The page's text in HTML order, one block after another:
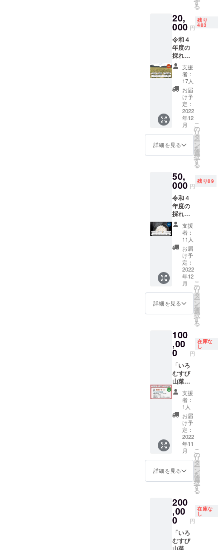
２０２
３年１
（１年
間）・
本文テ
キスト
サイズ
にて箇
条書き
＜その
他＞ ・
お一人
様何口
までで
購入が
可能で
入の場
合、お
手紙と
活動報
告は一
通とさ
せてい
ただき
ます。
しまい
まし
た。 ご
支援と
いう形
でお米
を味
わって
いただ
くこと
で、地
元農家
の皆さ
んへの
貢献に
も繋が
りま
４年度
収穫・
産・昔
コシヒ
カリ
（精
米）１
０キロ※
・お礼
のお手
紙 ・活
動報告
・ホー
ムペー
お名前
掲載
内容詳
細 ・名
称：岩
シヒカ
リ（精
米） ・
サイ
ズ：４
４５×２
７６×２
１２
（mm
） ・重
量：５
キログ
ラム×２
袋 ※
玄米の
た重量
です。
精米に
量が
５％程
甘酢で
じっく
り漬け
込ん
だ、懐
かしさ
を感じ
る味わ
いで
す。 ＜
内容＞
・ つい
つい手
がでる
赤カブ
漬け
セット
・6袋入
・お礼
のお手
紙 ・活
動報告
・ホー
ムペー
ジへの
お名前
掲載 ※
内容詳
細 ・名
称：つ
いつい
手が出
る赤か
ぶ漬け
・サイ
０５×３
００
（mm
） ・重
量：２
００グ
ラム×６
袋 ・原
材料：
温海か
ぶ（新
潟県村
産）、
砂糖
（国
産）、
米酢
（米、
（国
産）、
海塩
（新潟
県村上
産）、
す
る
20,
000 円
残り
483
令和４
年度の
採れた
ての岩
船産コ
シヒカ
リを１
０キロ
お送り
しま
す。 例
年、実
りの時
期を迎
えると
「いろ
山菜
屋」、
「いろ
むすび
の宿」
で提供
してい
たお米
です
が、今
年は休
業を余
儀なく
され、
心待ち
にして
いた新
失って
しまい
まし
た。 ご
支援と
いう形
でお米
を味
わって
いただ
くこと
で、地
元農家
の皆さ
んへの
貢献に
も繋が
りま
４年度
収穫・
岩船
産・昔
コシヒ
カリ
支援
者：
17人
お届
け予
定：
2022
年12
月
詳細を見る
こ
の
リ
タ
ー
ン
を
選
択
す
る
50,
000 円
残り89
令和４
年度の
採れた
ての岩
船産コ
シヒカ
リを３
０キロ
お送り
しま
す。 例
年、実
りの時
期を迎
えると
「いろ
山菜
屋」、
「いろ
むすび
の宿」
で提供
してい
たお米
です
が、今
年は休
業を余
儀なく
され、
心待ち
にして
いた新
米をお
届けす
る場を
しまい
まし
た。 ご
支援と
いう形
でお米
支援
者：
11人
お届
け予
定：
2022
年12
月
詳細を見る
こ
の
リ
タ
ー
ン
を
選
択
す
る
100
,00
0 円
在庫な
し
「いろ
むすび
山菜
屋」を
運営す
る株式
会社い
ろむす
び・代
表取締
役古林
が、ご
支援者
様のプ
ロジェ
クトを
オンラ
インに
て伴走
支援い
たしま
す。法
支援
者：
1人
お届
け予
定：
2022
年11
月
詳細を見る
こ
の
リ
タ
ー
ン
を
選
択
す
る
200
,00
0 円
在庫な
し
「いろ
むすび